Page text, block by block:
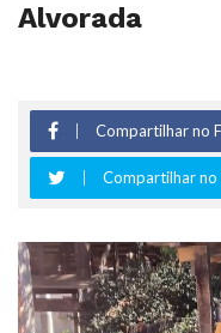
Alvorada
Compartilhar no
Compartilhar